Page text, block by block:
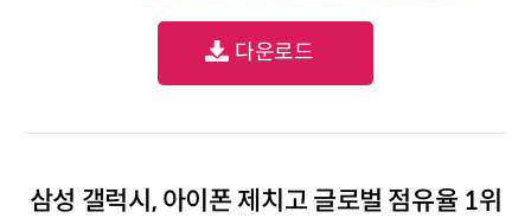
다운로드
삼성 갤럭시, 아이폰 제치고 글로벌 점유율 1위